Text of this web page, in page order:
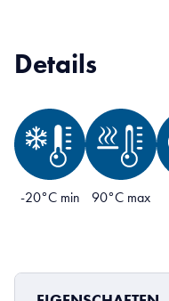
Details
-20°C min 90°C max